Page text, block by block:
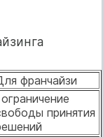
франчайзи
ограничение
принятия